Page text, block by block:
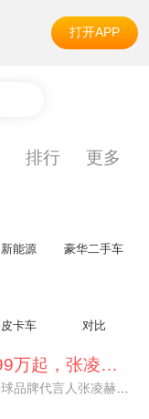
打开APP
排行 更多
新能源 豪华二手车
皮卡车 对比
阿维塔07L限时权益价21.99万起，张凌赫成首位车主
阿维塔07L今晚在杭州正式上市，全球品牌代言人张凌赫现场提车，成为这台车的第一位主人。三个版本：Elite纯电版22.99万，Max+后驱纯电版24.99万，Ultra三电机四驱版27.99万。